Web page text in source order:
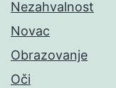
Nezahvalnost
Novac
Obrazovanje
Oči